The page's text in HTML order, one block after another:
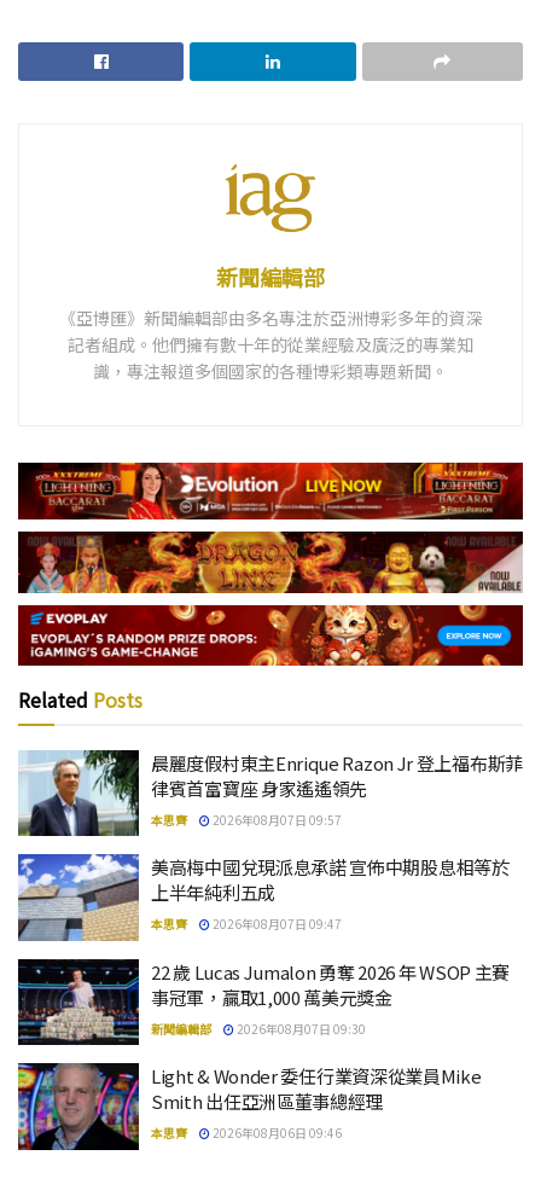
新聞編輯部
《亞博匯》新聞編輯部由多名專注於亞洲博彩多年的資深
記者組成。他們擁有數十年的從業經驗及廣泛的專業知
識，專注報道多個國家的各種博彩類專題新聞。
Related Posts
晨麗度假村東主Enrique Razon Jr 登上福布斯菲
律賓首富寶座 身家遙遙領先
本思齊 2026年08月07日 09:57
美高梅中國兌現派息承諾 宣佈中期股息相等於
上半年純利五成
本思齊 2026年08月07日 09:47
22 歲 Lucas Jumalon 勇奪 2026 年 WSOP 主賽
事冠軍，贏取1,000 萬美元獎金
新聞編輯部 2026年08月07日 09:30
Light & Wonder 委任行業資深從業員Mike
Smith 出任亞洲區董事總經理
本思齊 2026年08月06日 09:46